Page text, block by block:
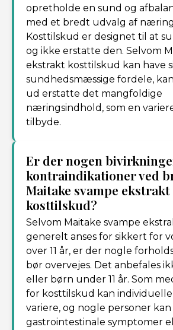
opretholde en sund og
med et bredt udvalg af
Kosttilskud er designet til at
og ikke erstatte den. Selvom
ekstrakt kosttilskud kan have
sundhedsmæssige fordele,
ud erstatte det mangfoldige
næringsindhold, som en
tilbyde.
Er der nogen
kontraindikationer ved
Maitake svampe ekstrakt
kosttilskud?
Selvom Maitake svampe
generelt anses for sikkert for
over 11 år, er der nogle
bør overvejes. Det anbefales
eller børn under 11 år. Som
for kosttilskud kan
variere, og nogle personer
gastrointestinale symptomer